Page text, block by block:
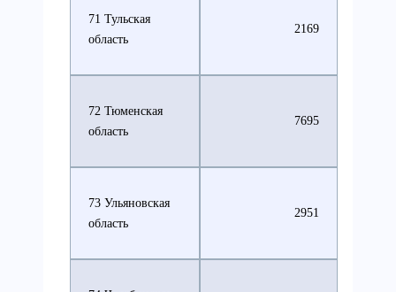
71 Тульская
область
2169
72 Тюменская
область
7695
73 Ульяновская
область
2951